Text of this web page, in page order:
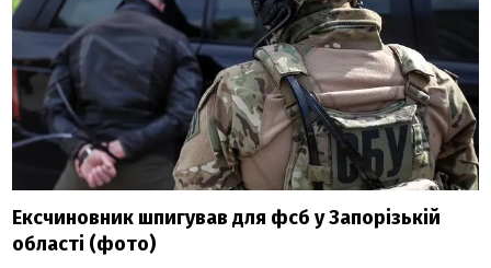
Ексчиновник шпигував для фсб у Запорізькій
області (фото)